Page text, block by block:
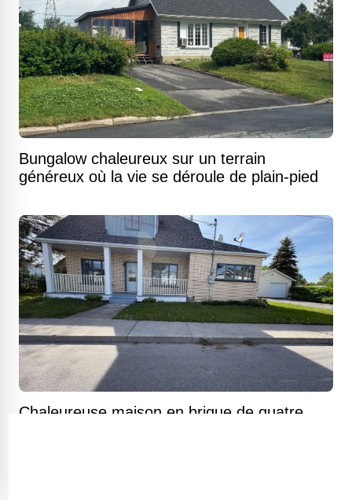
Bungalow chaleureux sur un terrain
généreux où la vie se déroule de plain-pied
Chaleureuse maison en brique de quatre